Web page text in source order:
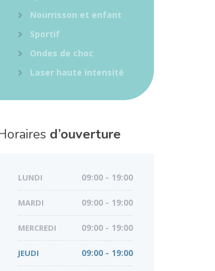
Nourrisson et enfant
Sportif
Ondes de choc
Laser haute intensité
d’ouverture
LUNDI 09:00 - 19:00
MARDI 09:00 - 19:00
MERCREDI 09:00 - 19:00
JEUDI 09:00 - 19:00